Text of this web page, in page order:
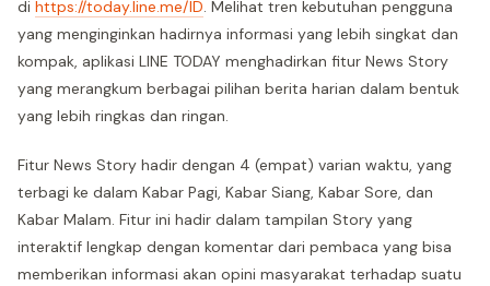
di https://today.line.me/ID. Melihat tren kebutuhan pengguna
yang menginginkan hadirnya informasi yang lebih singkat dan
kompak, aplikasi LINE TODAY menghadirkan fitur News Story
yang merangkum berbagai pilihan berita harian dalam bentuk
yang lebih ringkas dan ringan.
Fitur News Story hadir dengan 4 (empat) varian waktu, yang
terbagi ke dalam Kabar Pagi, Kabar Siang, Kabar Sore, dan
Kabar Malam. Fitur ini hadir dalam tampilan Story yang
interaktif lengkap dengan komentar dari pembaca yang bisa
memberikan informasi akan opini masyarakat terhadap suatu